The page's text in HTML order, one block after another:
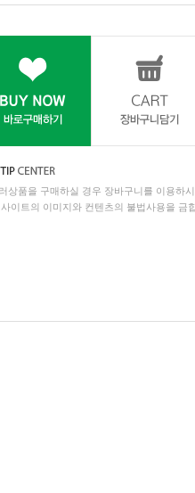
상품을 구매하실 경우 장바구니를 이용하
사이트의 이미지와 컨텐츠의 불법사용을 금